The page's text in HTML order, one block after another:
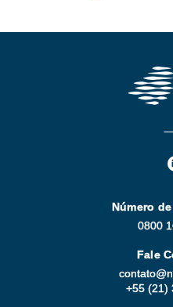
Número
0800
Fale
+55 (21)